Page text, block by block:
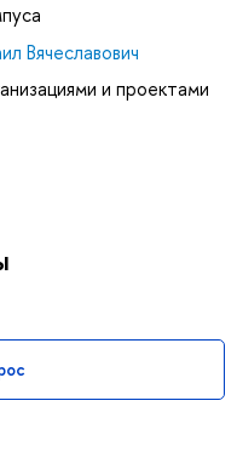
Вячеславович
и проектами